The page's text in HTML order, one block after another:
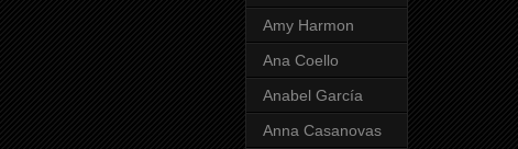
Amy Harmon
Ana Coello
Anabel García
Anna Casanovas